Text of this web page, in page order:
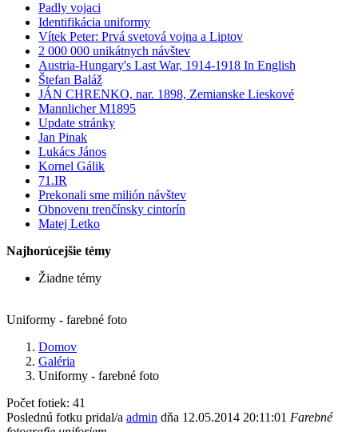
Padly vojaci
Identifikácia uniformy
Vítek Peter: Prvá svetová vojna a Liptov
2 000 000 unikátnych návštev
Austria-Hungary's Last War, 1914-1918 In English
Štefan Baláž
JÁN CHRENKO, nar. 1898, Zemianske Lieskové
Mannlicher M1895
Update stránky
Jan Pinak
Lukács János
Kornel Gálik
71.IR
Prekonali sme milión návštev
Obnovenı trenčínsky cintorín
Matej Letko
Najhorúcejšie témy
Žiadne témy
Uniformy - farebné foto
Domov
Galéria
Uniformy - farebné foto
Počet fotiek: 41
Poslednú fotku pridal/a admin dňa 12.05.2014 20:11:01 Farebné